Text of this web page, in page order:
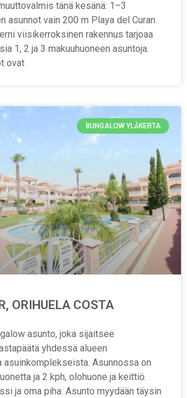
tänä kesänä: 1–3
asunnot vain 200 m Playa del Curan
viisikerroksinen rakennus tarjoaa
1, 2 ja 3 makuuhuoneen asuntoja.
ovat
BUNGALOW YLÄKERTA
ORIHUELA COSTA
asunto, joka sijaitsee
yhdessä alueen
asuinkomplekseista. Asunnossa on
ja 2 kph, olohuone ja keittiö.
ja oma piha. Asunto myydään täysin